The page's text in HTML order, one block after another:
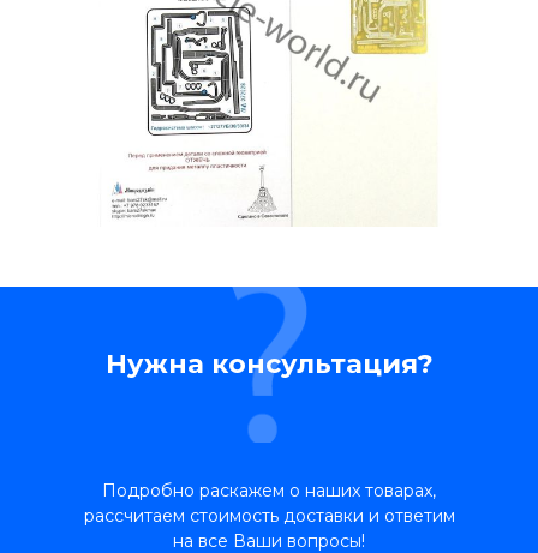
Нужна консультация?
Подробно раскажем о наших товарах,
рассчитаем стоимость доставки и ответим
на все Ваши вопросы!